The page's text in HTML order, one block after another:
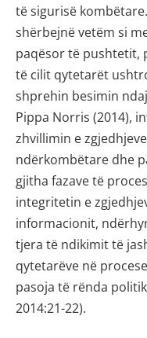
të sigurisë
shërbejnë vetëm si
paqësor të pushtetit,
të cilit qytetarët
shprehin besimin
Pippa Norris (2014),
zhvillimin e
ndërkombëtare dhe
gjitha fazave të
integritetin e
informacionit,
tjera të ndikimit të
qytetarëve në
pasoja të rënda
2014:21-22).